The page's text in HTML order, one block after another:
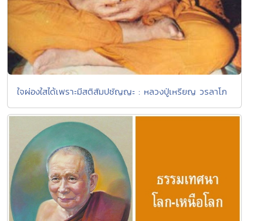
ใจผ่องใสได้เพราะมีสติสัมปชัญญะ : หลวงปู่เหรียญ วรลาโภ